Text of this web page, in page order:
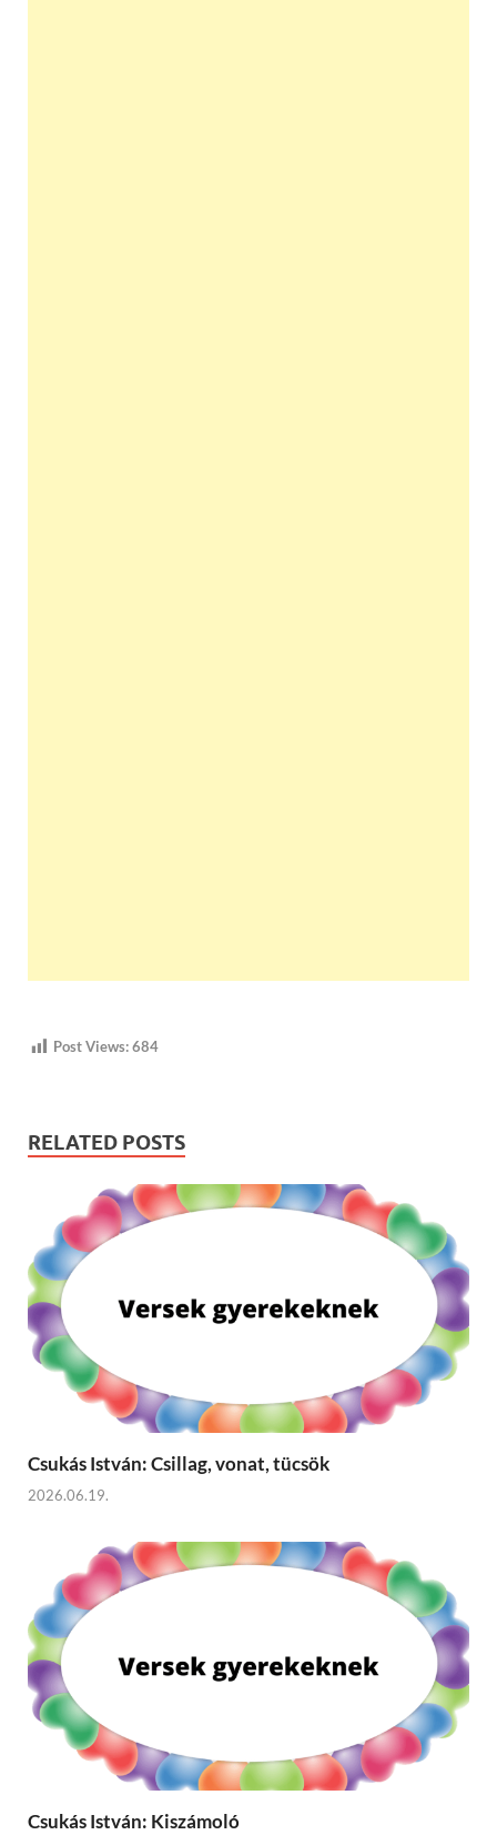
Post Views:684
RELATED POSTS
Csukás István: Csillag, vonat, tücsök
2026.06.19.
Csukás István: Kiszámoló